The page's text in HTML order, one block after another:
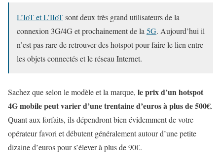
L’IoT et L’IIoTsont deux très grand utilisateurs de la
connexion 3G/4G et prochainement de la5G. Aujourd’hui il
n’est pas rare de retrouver des hotspot pour faire le lien entre
les objets connectés et le réseau Internet.
Sachez que selon le modèle et la marque, le prix d’un hotspot
4G mobile peut varier d’une trentaine d’euros à plus de 500€.
Quant aux forfaits, ils dépendront bien évidemment de votre
opérateur favori et débutent généralement autour d’une petite
dizaine d’euros pour s’élever à plus de 90€.